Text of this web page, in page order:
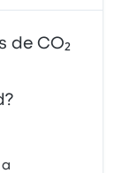
de CO₂